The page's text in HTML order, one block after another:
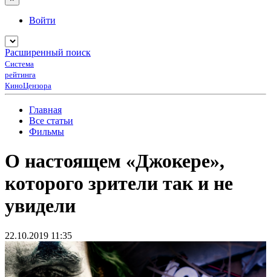
Войти
Расширенный поиск
Система
рейтинга
КиноЦензора
Главная
Все статьи
Фильмы
О настоящем «Джокере»,
которого зрители так и не
увидели
22.10.2019 11:35